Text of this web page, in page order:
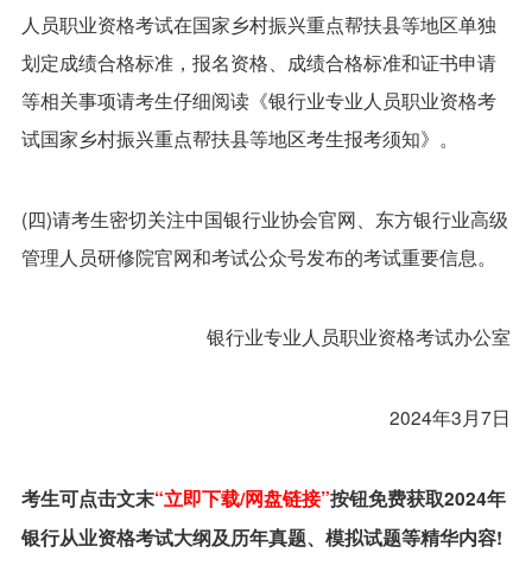
人员职业资格考试在国家乡村振兴重点帮扶县等地区单独
划定成绩合格标准，报名资格、成绩合格标准和证书申请
等相关事项请考生仔细阅读《银行业专业人员职业资格考
试国家乡村振兴重点帮扶县等地区考生报考须知》。
(四)请考生密切关注中国银行业协会官网、东方银行业高级
管理人员研修院官网和考试公众号发布的考试重要信息。
银行业专业人员职业资格考试办公室
2024年3月7日
考生可点击文末“立即下载/网盘链接”按钮免费获取2024年
银行从业资格考试大纲及历年真题、模拟试题等精华内容!